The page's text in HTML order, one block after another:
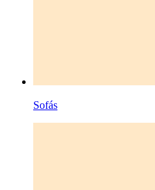
Sofás